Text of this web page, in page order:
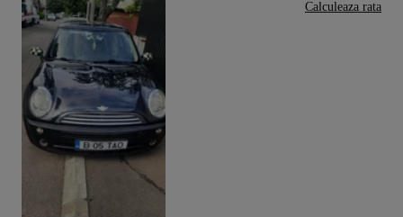
Calculeaza rata